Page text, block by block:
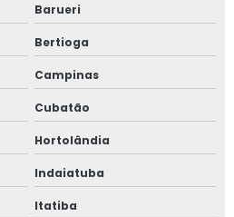
energia
Barueri
Bertioga
Campinas
Cubatão
Hortolândia
Indaiatuba
Itatiba